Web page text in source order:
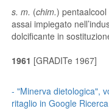
s. m. (chim.)
assai impiegato
dolcificante in
1961 [GRADITe 1967]
- "Minerva dietologica",
ritaglio in Google